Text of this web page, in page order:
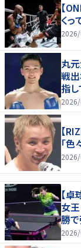
【
くっ
丸
戦
指し
【
「
【
女
勝